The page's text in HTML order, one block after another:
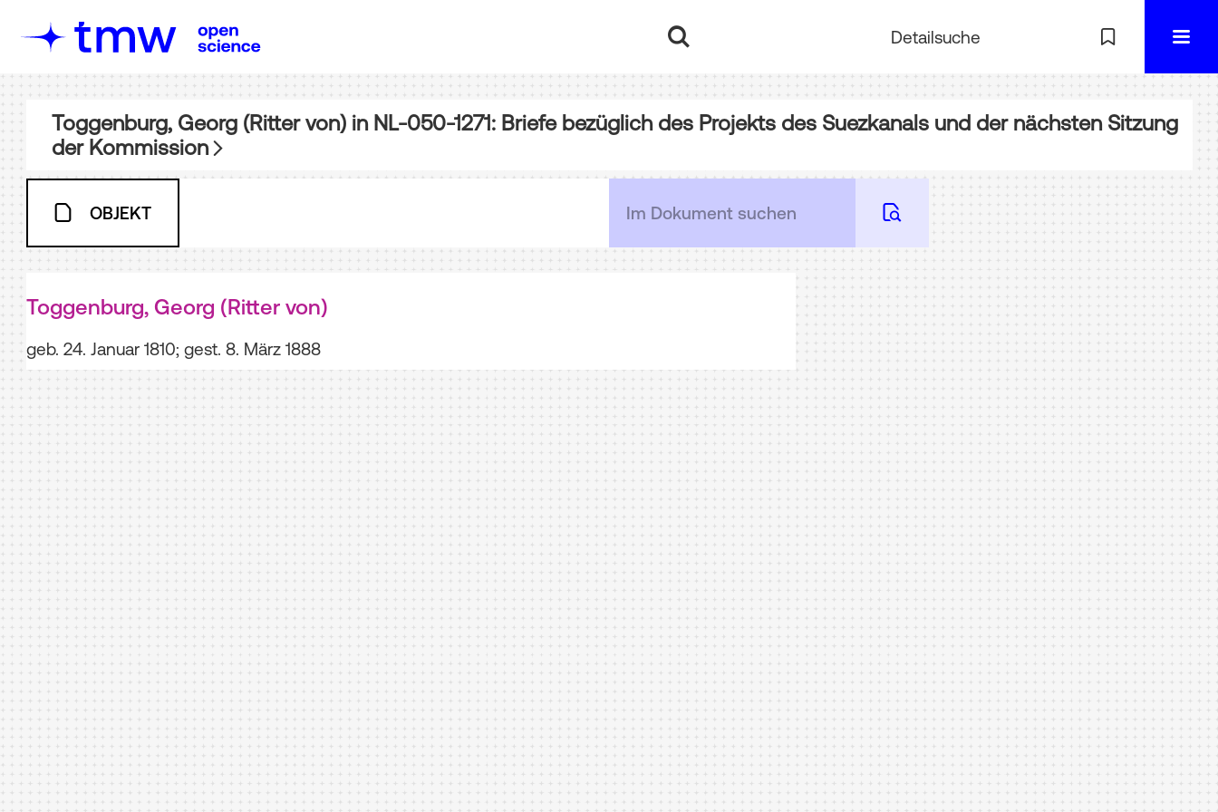
Detailsuche
Toggenburg, Georg (Ritter von) in NL-050-1271: Briefe bezüglich des Projekts des Suezkanals und der nächsten Sitzung
der Kommission
OBJEKT
Toggenburg, Georg (Ritter von)
geb. 24. Januar 1810; gest. 8. März 1888